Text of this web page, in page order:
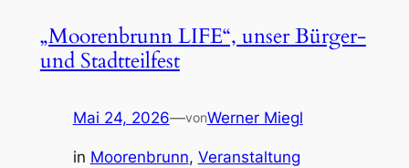
„Moorenbrunn LIFE“, unser Bürger-
und Stadtteilfest
Mai 24, 2026—vonWerner Miegl
in Moorenbrunn, Veranstaltung